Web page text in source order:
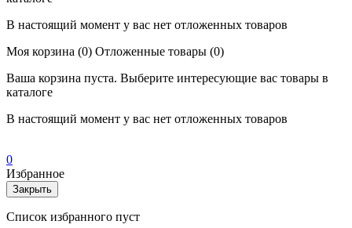
В настоящий момент у вас нет отложенных товаров
Моя корзина (0) Отложенные товары (0)
Ваша корзина пуста. Выберите интересующие вас товары в
каталоге
В настоящий момент у вас нет отложенных товаров
0
Избранное
Закрыть
Список избранного пуст